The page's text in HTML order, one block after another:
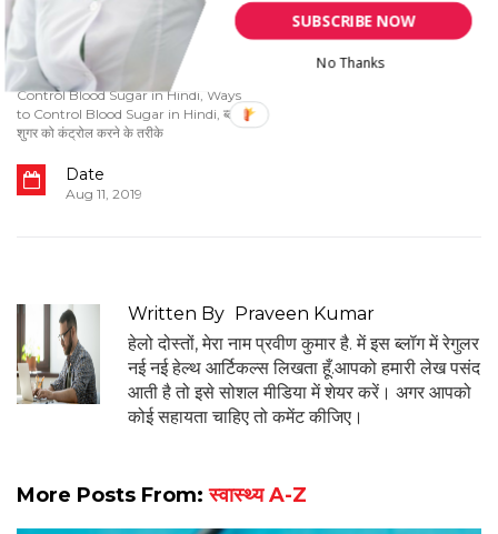
Blood Sugar Control Karne ke
Tarike in Hindi
Blood Sugar
Control Karne ke Upay in Hindi
Control Blood Sugar in Hindi, Ways
to Control Blood Sugar in Hindi, ब्लड
शुगर को कंट्रोल करने के तरीके
Category
स्वास्थ्य A-Z
Date
Aug 11, 2019
Written By
Praveen Kumar
हेलो दोस्तों, मेरा नाम प्रवीण कुमार है. में इस ब्लॉग में रेगुलर
नई नई हेल्थ आर्टिकल्स लिखता हूँ.आपको हमारी लेख पसंद
आती है तो इसे सोशल मीडिया में शेयर करें। अगर आपको
कोई सहायता चाहिए तो कमेंट कीजिए।
More Posts From:स्वास्थ्य A-Z
SUBSCRIBE NOW
No Thanks